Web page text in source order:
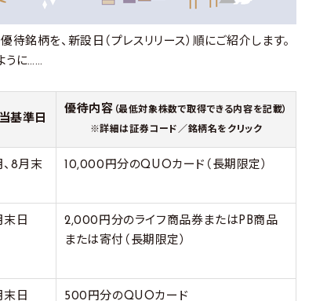
銘柄を、新設日（プレスリリース）順にご紹介します。
うに……
基準日
優待内容 （最低対象株数で取得できる内容を記載）
※詳細は証券コード／銘柄名をクリック
、8月末
10,000円分のQUOカード（長期限定）
末日
2,000円分のライフ商品券またはPB商品
または寄付（長期限定）
末日 500円分のQUOカード